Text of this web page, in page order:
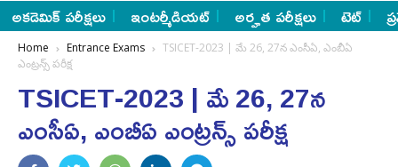
అకడెమిక్ పరీక్షలు ఇంటర్మీడియట్ అర్హత పరీక్షలు టెట్
Home Entrance Exams
TSICET-2023 | మే 26, 27న ఎంసీఏ, ఎంబీఏ
ఎంట్రన్స్ పరీక్ష
TSICET-2023 | మే 26, 27న
ఎంసీఏ, ఎంబీఏ ఎంట్రన్స్ పరీక్ష